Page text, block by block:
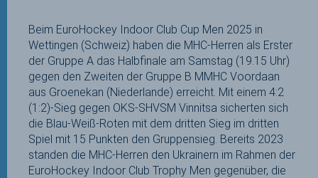
Beim EuroHockey Indoor Club Cup Men 2025 in
Wettingen (Schweiz) haben die MHC-Herren als Erster
der Gruppe A das Halbfinale am Samstag (19.15 Uhr)
gegen den Zweiten der Gruppe B MMHC Voordaan
aus Groenekan (Niederlande) erreicht. Mit einem 4:2
(1:2)-Sieg gegen OKS-SHVSM Vinnitsa sicherten sich
die Blau-Weiß-Roten mit dem dritten Sieg im dritten
Spiel mit 15 Punkten den Gruppensieg. Bereits 2023
standen die MHC-Herren den Ukrainern im Rahmen der
EuroHockey Indoor Club Trophy Men gegenüber, die